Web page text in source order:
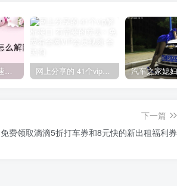
联通网络 解除限速方法参考！畅享、畅玩、老白干等及其它地区自测了 网上分享的 41个vip解析接口 有需要的拿去~ 免费看全网VIP会员视频
下一篇
免费领取滴滴5折打车券和8元快的新出租福利券